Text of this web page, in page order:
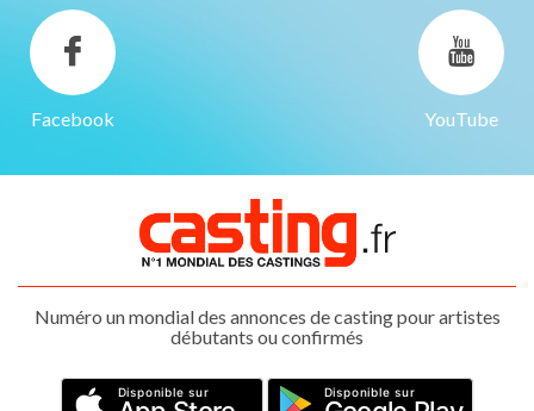
Facebook YouTube
Numéro un mondial des annonces de casting pour artistes
débutants ou confirmés
Disponible sur Disponible sur